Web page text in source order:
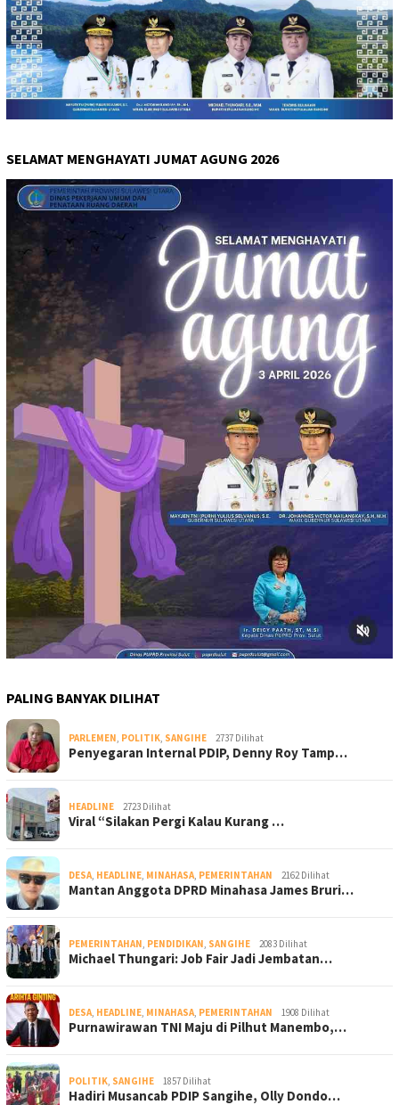
SELAMAT MENGHAYATI JUMAT AGUNG 2026
PALING BANYAK DILIHAT
PARLEMEN, POLITIK, SANGIHE 2737 Dilihat
Penyegaran Internal PDIP, Denny Roy Tamp…
HEADLINE 2723 Dilihat
Viral “Silakan Pergi Kalau Kurang …
DESA, HEADLINE, MINAHASA, PEMERINTAHAN 2162 Dilihat
Mantan Anggota DPRD Minahasa James Bruri…
PEMERINTAHAN, PENDIDIKAN, SANGIHE 2083 Dilihat
Michael Thungari: Job Fair Jadi Jembatan…
DESA, HEADLINE, MINAHASA, PEMERINTAHAN 1908 Dilihat
Purnawirawan TNI Maju di Pilhut Manembo,…
POLITIK, SANGIHE 1857 Dilihat
Hadiri Musancab PDIP Sangihe, Olly Dondo…